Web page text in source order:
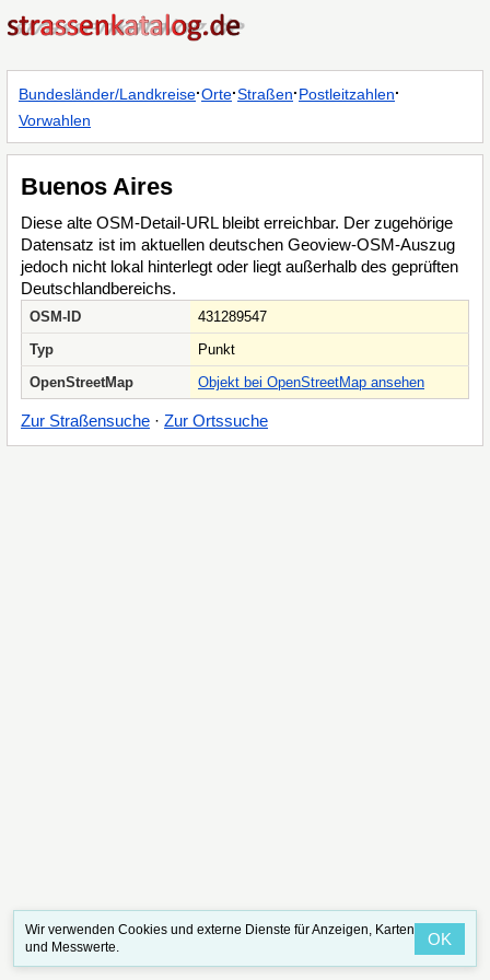
Bundesländer/Landkreise·Orte·Straßen·Postleitzahlen·
Vorwahlen
Buenos Aires
Diese alte OSM-Detail-URL bleibt erreichbar. Der zugehörige
Datensatz ist im aktuellen deutschen Geoview-OSM-Auszug
jedoch nicht lokal hinterlegt oder liegt außerhalb des geprüften
Deutschlandbereichs.
OSM-ID
431289547
Typ
Punkt
OpenStreetMap
Objekt bei OpenStreetMap ansehen
Zur Straßensuche · Zur Ortssuche
Wir verwenden Cookies und externe Dienste für Anzeigen, Karten
und Messwerte.
OK